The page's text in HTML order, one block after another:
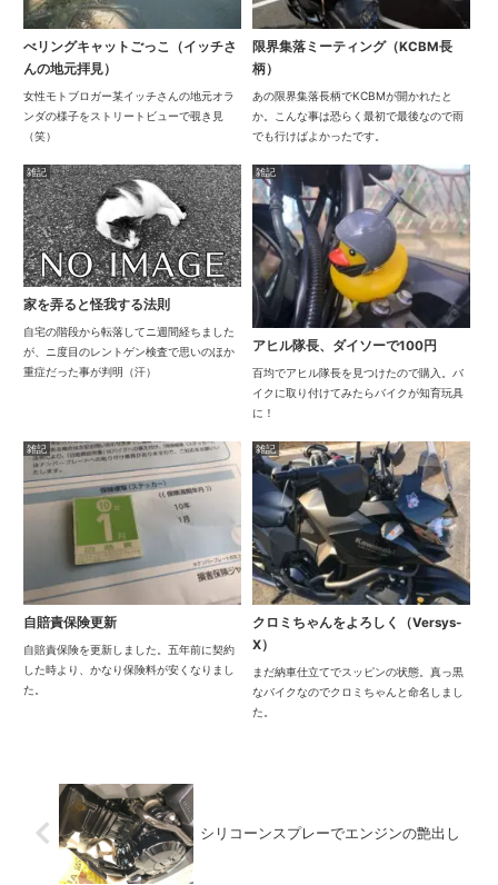
べリングキャットごっこ（イッチさ
んの地元拝見）
女性モトブロガー某イッチさんの地元オラ
ンダの様子をストリートビューで覗き見
（笑）
限界集落ミーティング（KCBM長
柄）
あの限界集落長柄でKCBMが開かれたと
か。こんな事は恐らく最初で最後なので雨
でも行けばよかったです。
雑記
家を弄ると怪我する法則
自宅の階段から転落してニ週間経ちました
が、ニ度目のレントゲン検査で思いのほか
重症だった事が判明（汗）
雑記
アヒル隊長、ダイソーで100円
百均でアヒル隊長を見つけたので購入。バ
イクに取り付けてみたらバイクが知育玩具
に！
雑記
自賠責保険更新
自賠責保険を更新しました。五年前に契約
した時より、かなり保険料が安くなりまし
た。
雑記
クロミちゃんをよろしく（Versys-
X）
まだ納車仕立てでスッピンの状態。真っ黒
なバイクなのでクロミちゃんと命名しまし
た。
シリコーンスプレーでエンジンの艶出し